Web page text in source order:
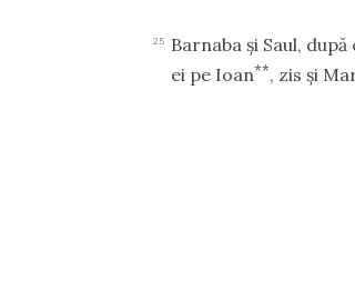
25 Barnaba şi Saul,
ei pe Ioan**, zis şi